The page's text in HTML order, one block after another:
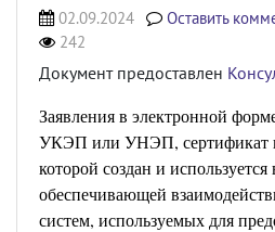
02.09.2024 Оставить
242
Документ предоставлен
Заявления в электронной
УКЭП или УНЭП, сертификат
которой создан и
обеспечивающей
систем, используемых для